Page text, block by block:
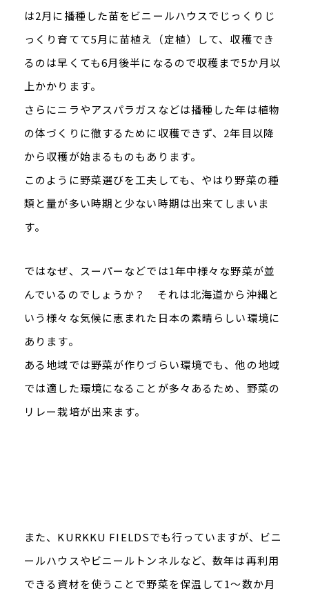
は2月に播種した苗をビニールハウスでじっくりじ
っくり育てて5月に苗植え（定植）して、収穫でき
るのは早くても6月後半になるので収穫まで5か月以
上かかります。
さらにニラやアスパラガスなどは播種した年は植物
の体づくりに徹するために収穫できず、2年目以降
から収穫が始まるものもあります。
このように野菜選びを工夫しても、やはり野菜の種
類と量が多い時期と少ない時期は出来てしまいま
す。
ではなぜ、スーパーなどでは1年中様々な野菜が並
んでいるのでしょうか？ それは北海道から沖縄と
いう様々な気候に恵まれた日本の素晴らしい環境に
あります。
ある地域では野菜が作りづらい環境でも、他の地域
では適した環境になることが多々あるため、野菜の
リレー栽培が出来ます。
また、KURKKU FIELDSでも行っていますが、ビニ
ールハウスやビニールトンネルなど、数年は再利用
できる資材を使うことで野菜を保温して1～数か月